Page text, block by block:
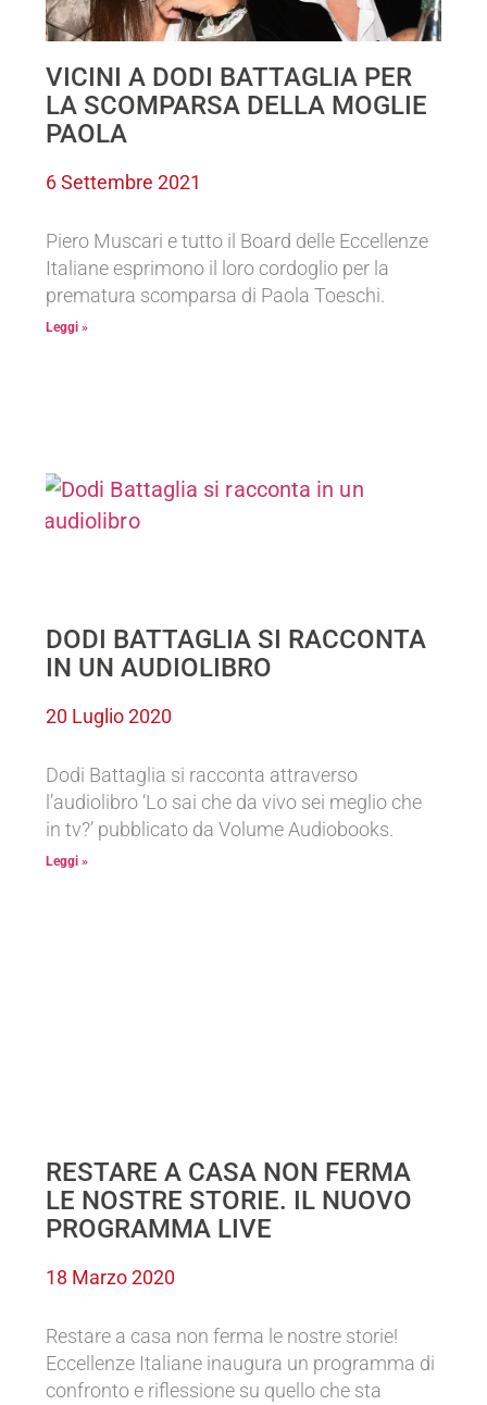
VICINI A DODI BATTAGLIA PER
LA SCOMPARSA DELLA MOGLIE
PAOLA
6 Settembre 2021
Piero Muscari e tutto il Board delle Eccellenze
Italiane esprimono il loro cordoglio per la
prematura scomparsa di Paola Toeschi.
Leggi »
DODI BATTAGLIA SI RACCONTA
IN UN AUDIOLIBRO
20 Luglio 2020
Dodi Battaglia si racconta attraverso
l’audiolibro ‘Lo sai che da vivo sei meglio che
in tv?’ pubblicato da Volume Audiobooks.
Leggi »
RESTARE A CASA NON FERMA
LE NOSTRE STORIE. IL NUOVO
PROGRAMMA LIVE
18 Marzo 2020
Restare a casa non ferma le nostre storie!
Eccellenze Italiane inaugura un programma di
confronto e riflessione su quello che sta